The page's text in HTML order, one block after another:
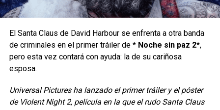
¿DE QUÉ TRATA DR. STRANGE
2?
La película arranca poco tiempo después de los
presenta rápidamente a Dr. Strange (Benedict
Cumberbatch) que se ve inmiscuido, de manera casi
El Santa Claus de David Harbour se enfrenta a otra banda
de criminales en el primer tráiler de * Noche sin paz 2*,
pero esta vez contará con ayuda: la de su cariñosa
esposa.
Universal Pictures ha lanzado el primer tráiler y el póster
de Violent Night 2, película en la que el rudo Santa Claus